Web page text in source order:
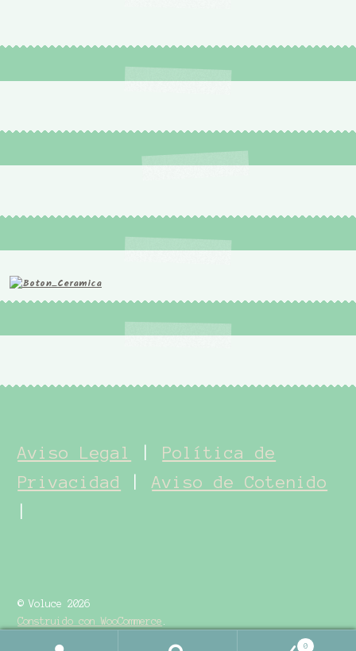
Aviso Legal
Política de
Privacidad
|Aviso de Cotenido
© Voluce 2026
Construido con WooCommerce
0